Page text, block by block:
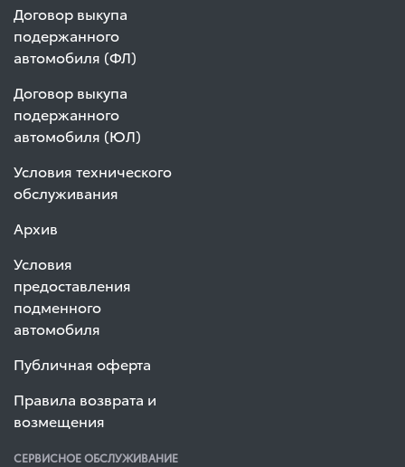
Договор выкупа
подержанного
автомобиля (ФЛ)
Договор выкупа
подержанного
автомобиля (ЮЛ)
Условия технического
обслуживания
Архив
Условия
предоставления
подменного
автомобиля
Публичная оферта
Правила возврата и
возмещения
СЕРВИСНОЕ ОБСЛУЖИВАНИЕ